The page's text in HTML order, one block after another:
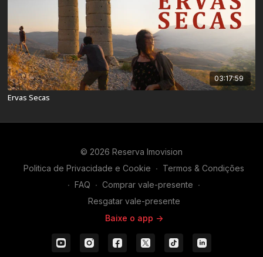
03:17:59
Ervas Secas
© 2026 Reserva Imovision
Politica de Privacidade e Cookie ∙ Termos & Condições
∙ FAQ ∙ Comprar vale-presente ∙
Resgatar vale-presente
Baixe o app ->